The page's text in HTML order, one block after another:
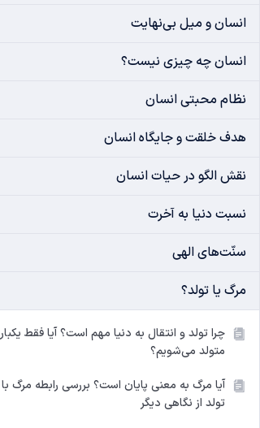
انسان و میل بی‌نهایت
انسان چه چیزی نیست؟
نظام محبتی انسان
هدف خلقت و جایگاه انسان
نقش الگو در حیات انسان
نسبت دنیا به آخرت
سنّت‌های الهی
مرگ یا تولد؟
چرا تولد و انتقال به دنیا مهم است؟ آیا فقط یکبار
متولد می‌شویم؟
آیا مرگ به معنی پایان است؟ بررسی رابطه مرگ با
تولد از نگاهی دیگر